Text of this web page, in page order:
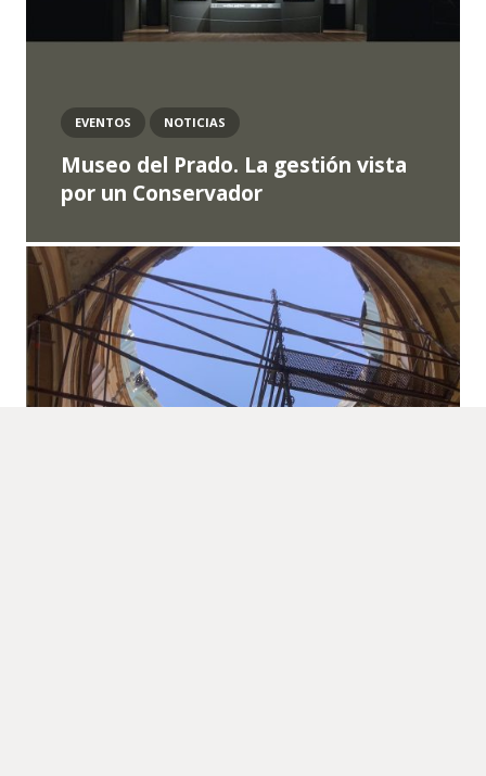
Museo del Prado. La gestión vista
por un Conservador
EVENTOS NOTICIAS